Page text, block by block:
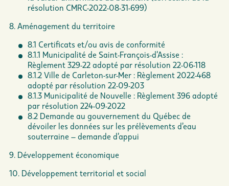
résolution CMRC-2022-08-31-699)
8. Aménagement du territoire
8.1 Certificats et/ou avis de conformité
8.1.1 Municipalité de Saint-François-d’Assise :
Règlement 329-22 adopté par résolution 22-06-118
8.1.2 Ville de Carleton-sur-Mer : Règlement 2022-468
adopté par résolution 22-09-203
8.1.3 Municipalité de Nouvelle : Règlement 396 adopté
par résolution 224-09-2022
8.2 Demande au gouvernement du Québec de
dévoiler les données sur les prélèvements d’eau
souterraine – demande d’appui
9. Développement économique
10. Développement territorial et social